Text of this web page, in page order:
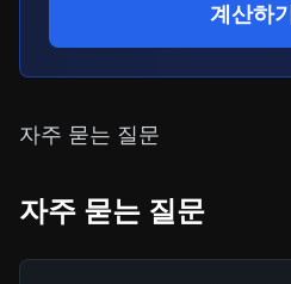
계산하기
자주 묻는 질문
자주 묻는 질문